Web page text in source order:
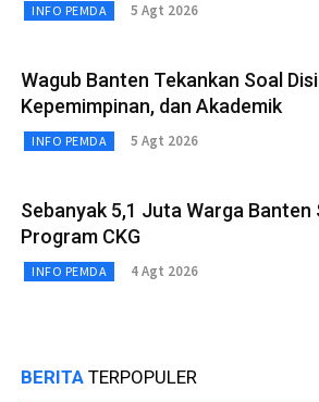
INFO PEMDA 5 Agt 2026
Wagub Banten Tekankan Soal
Kepemimpinan, dan Akademik
INFO PEMDA 5 Agt 2026
Sebanyak 5,1 Juta Warga Banten
Program CKG
INFO PEMDA 4 Agt 2026
BERITA TERPOPULER